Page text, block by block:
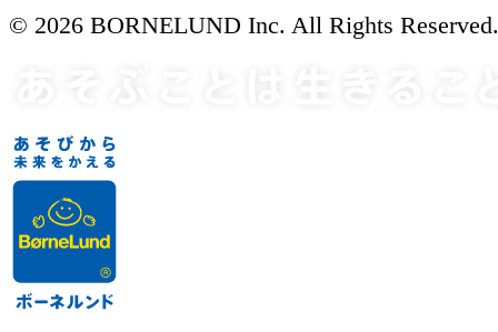
© 2026 BORNELUND Inc. All Rights Reserved.